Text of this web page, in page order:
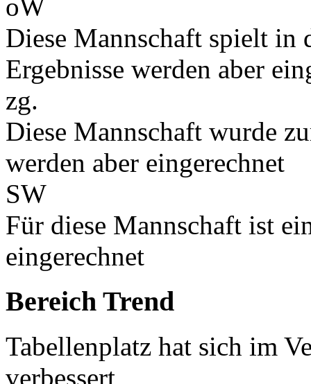
oW
Diese Mannschaft spielt in
Ergebnisse werden aber
zg.
Diese Mannschaft wurde
werden aber eingerechnet
SW
Für diese Mannschaft ist
eingerechnet
Bereich Trend
Tabellenplatz hat sich im
verbessert